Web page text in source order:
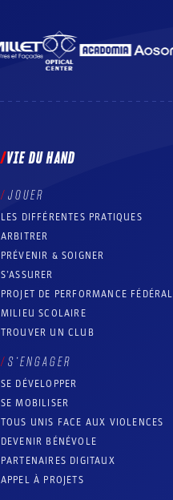
VIE DU HAND
JOUER
LES DIFFÉRENTES PRATIQUES
ARBITRER
PRÉVENIR & SOIGNER
S’ASSURER
PROJET DE PERFORMANCE FÉDÉRAL
MILIEU SCOLAIRE
TROUVER UN CLUB
S’ENGAGER
SE DÉVELOPPER
SE MOBILISER
TOUS UNIS FACE AUX VIOLENCES
DEVENIR BÉNÉVOLE
PARTENAIRES DIGITAUX
APPEL À PROJETS